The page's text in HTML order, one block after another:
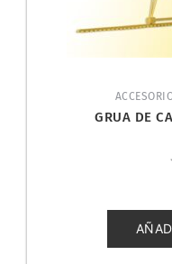
GRUA DE